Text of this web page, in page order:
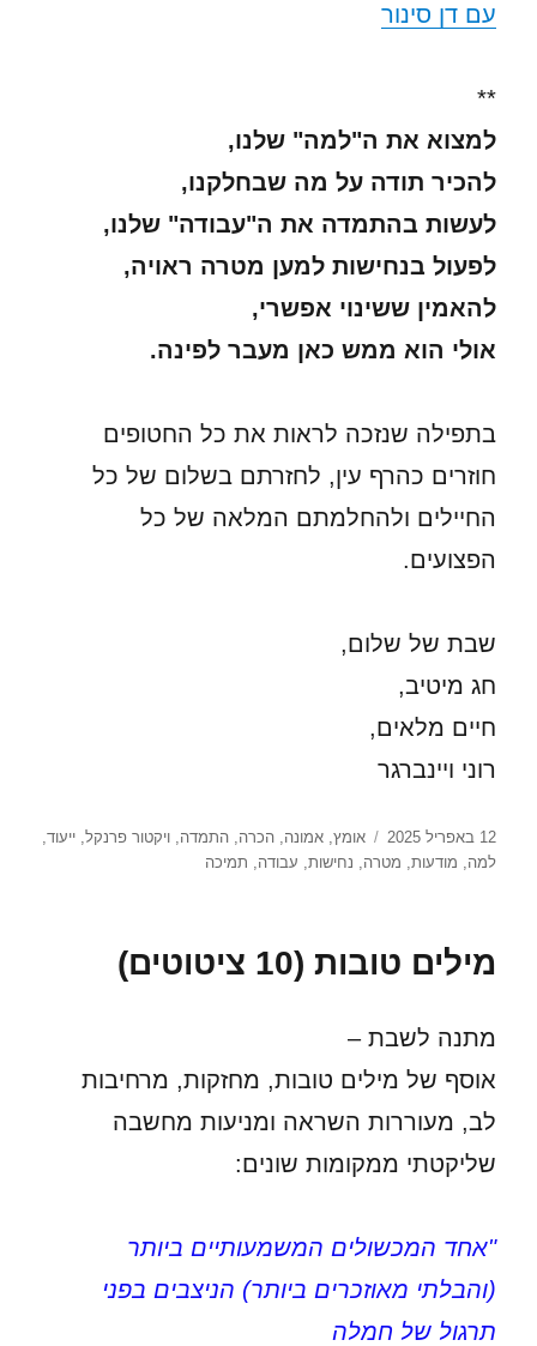
עם דן סינור
**
למצוא את ה"למה" שלנו,
להכיר תודה על מה שבחלקנו,
לעשות בהתמדה את ה"עבודה" שלנו,
לפעול בנחישות למען מטרה ראויה,
להאמין ששינוי אפשרי,
אולי הוא ממש כאן מעבר לפינה.
בתפילה שנזכה לראות את כל החטופים
חוזרים כהרף עין, לחזרתם בשלום של כל
החיילים ולהחלמתם המלאה של כל
הפצועים.
שבת של שלום,
חג מיטיב,
חיים מלאים,
רוני ויינברגר
פורסם
בתאריך
12 באפריל 2025 תגיות
אומץ,אמונה,הכרה,התמדה,ויקטור פרנקל,ייעוד,
למה, מודעות, מטרה, נחישות, עבודה, תמיכה
מילים טובות (10 ציטוטים)
מתנה לשבת –
אוסף של מילים טובות, מחזקות, מרחיבות
לב, מעוררות השראה ומניעות מחשבה
שליקטתי ממקומות שונים:
"אחד המכשולים המשמעותיים ביותר
(והבלתי מאוזכרים ביותר) הניצבים בפני
תרגול של חמלה